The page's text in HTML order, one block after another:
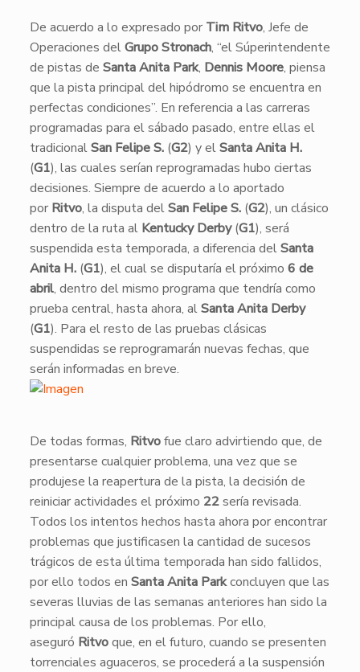
​De acuerdo a lo expresado por Tim Ritvo, Jefe de
Operaciones delGrupo Stronach, “el Súperintendente
de pistas de Santa Anita Park, Dennis Moore, piensa
que la pista principal del hipódromo se encuentra en
perfectas condiciones”. En referencia a las carreras
programadas para el sábado pasado, entre ellas el
tradicionalSan Felipe S. (G2) y elSanta Anita H.
(G1), las cuales serían reprogramadas hubo ciertas
decisiones. Siempre de acuerdo a lo aportado
por Ritvo, la disputa delSan Felipe S.(G2), un clásico
dentro de la ruta al Kentucky Derby(G1), será
suspendida esta temporada, a diferencia delSanta
Anita H.(G1), el cual se disputaría el próximo 6 de
abril, dentro del mismo programa que tendría como
prueba central, hasta ahora, alSanta Anita Derby
(G1). Para el resto de las pruebas clásicas
suspendidas se reprogramarán nuevas fechas, que
serán informadas en breve.
​​De todas formas, Ritvofue claro advirtiendo que, de
presentarse cualquier problema, una vez que se
produjese la reapertura de la pista, la decisión de
reiniciar actividades el próximo 22sería revisada.
Todos los intentos hechos hasta ahora por encontrar
problemas que justificasen la cantidad de sucesos
trágicos de esta última temporada han sido fallidos,
por ello todos en Santa Anita Parkconcluyen que las
severas lluvias de las semanas anteriores han sido la
principal causa de los problemas. Por ello,
aseguró Ritvoque, en el futuro, cuando se presenten
torrenciales aguaceros, se procederá a la suspensión